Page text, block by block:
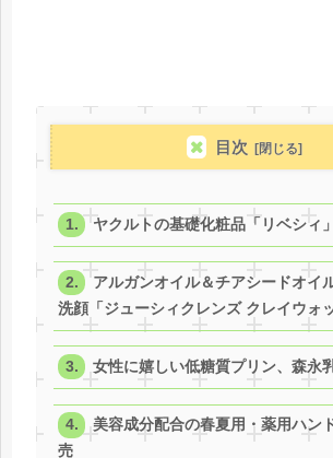
目次
ヤクルトの基礎化粧品「リベシィ
アルガンオイル＆チアシードオイ
洗顔「ジューシィクレンズ クレイウォ
女性に嬉しい低糖質プリン、森永
美容成分配合の春夏用・薬用ハン
売